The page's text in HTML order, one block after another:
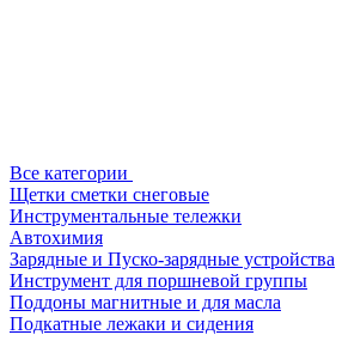
Все категории
Щетки сметки снеговые
Инструментальные тележки
Автохимия
Зарядные и Пуско-зарядные устройства
Инструмент для поршневой группы
Поддоны магнитные и для масла
Подкатные лежаки и сидения